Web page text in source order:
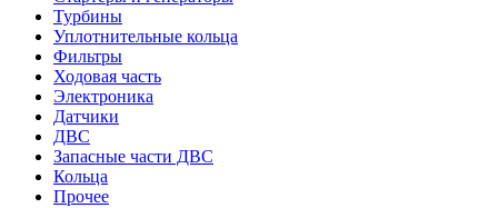
Турбины
Уплотнительные кольца
Фильтры
Ходовая часть
Электроника
Датчики
ДВС
Запасные части ДВС
Кольца
Прочее